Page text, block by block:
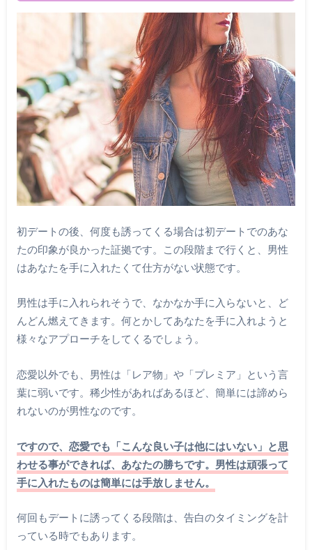
初デートの後、何度も誘ってくる場合は初デートでのあな
たの印象が良かった証拠です。この段階まで行くと、男性
はあなたを手に入れたくて仕方がない状態です。
男性は手に入れられそうで、なかなか手に入らないと、ど
んどん燃えてきます。何とかしてあなたを手に入れようと
様々なアプローチをしてくるでしょう。
恋愛以外でも、男性は「レア物」や「プレミア」という言
葉に弱いです。稀少性があればあるほど、簡単には諦めら
れないのが男性なのです。
ですので、恋愛でも「こんな良い子は他にはいない」と思
わせる事ができれば、あなたの勝ちです。男性は頑張って
手に入れたものは簡単には手放しません。
何回もデートに誘ってくる段階は、告白のタイミングを計
っている時でもあります。